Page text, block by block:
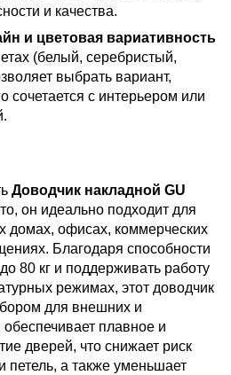
и качества.
и цветовая вариативность
(белый, серебристый,
выбрать вариант,
сочетается с интерьером или
Доводчик накладной GU
он идеально подходит для
домах, офисах, коммерческих
Благодаря способности
80 кг и поддерживать работу
режимах, этот доводчик
для внешних и
плавное и
дверей, что снижает риск
петель, а также уменьшает